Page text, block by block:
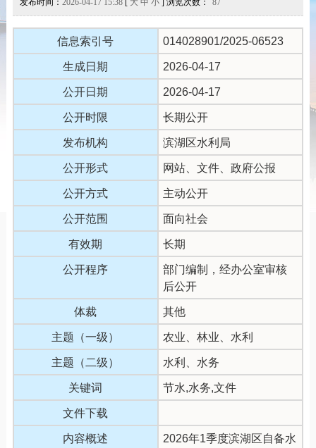
发布时间： 2026-04-17 15:38[ 大 中 小] 浏览次数： 87
信息索引号 014028901/2025-06523
生成日期 2026-04-17
公开日期 2026-04-17
公开时限 长期公开
发布机构 滨湖区水利局
公开形式 网站、文件、政府公报
公开方式 主动公开
公开范围 面向社会
有效期 长期
公开程序
部门编制，经办公室审核
后公开
体裁 其他
主题（一级） 农业、林业、水利
主题（二级） 水利、水务
关键词 节水,水务,文件
文件下载
内容概述
2026年1季度滨湖区自备水